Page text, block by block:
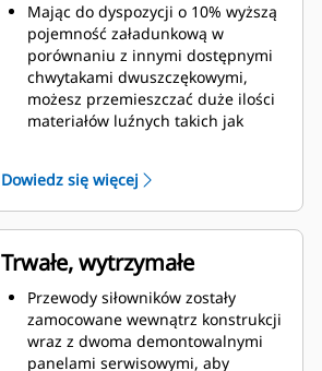
Mając do dyspozycji o 10% wyższą
pojemność załadunkową w
porównaniu z innymi dostępnymi
chwytakami dwuszczękowymi,
możesz przemieszczać duże ilości
materiałów luźnych takich jak
umożliwiają chwytanie i
przemieszczanie dużych ilości
materiału.
Imponująca siła zaciskowa szczęk
chwytaka w połączeniu z szybkim
otwieraniem i zamykaniem
pozwala skrócić cykle robocze i
realizować zadanie
przemieszczając więcej ton w
Dowiedz się więcej
Trwałe, wytrzymałe
Przewody siłowników zostały
zamocowane wewnątrz konstrukcji
wraz z dwoma demontowalnymi
panelami serwisowymi, aby